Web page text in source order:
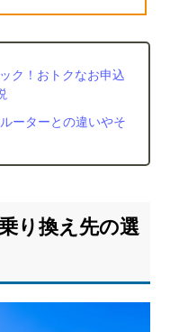
ク！おトクなお申込
ーターとの違いやそ
り換え先の選